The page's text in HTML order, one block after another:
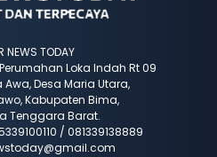
NEWS TODAY
Loka Indah Rt 09
Awa, Desa Maria Utara,
Kabupaten Bima,
Tenggara Barat.
/ 081339138889